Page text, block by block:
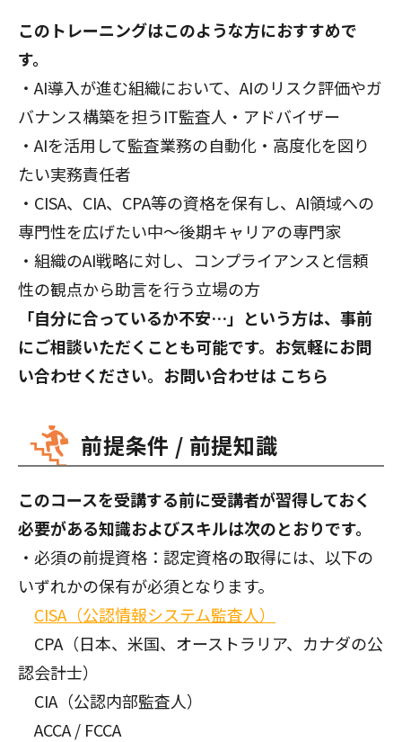
このトレーニングはこのような方におすすめで
す。
・AI導入が進む組織において、AIのリスク評価やガ
バナンス構築を担うIT監査人・アドバイザー
・AIを活用して監査業務の自動化・高度化を図り
たい実務責任者
・CISA、CIA、CPA等の資格を保有し、AI領域への
専門性を広げたい中〜後期キャリアの専門家
・組織のAI戦略に対し、コンプライアンスと信頼
性の観点から助言を行う立場の方
「自分に合っているか不安…」という方は、事前
にご相談いただくことも可能です。お気軽にお問
い合わせください。お問い合わせは こちら
前提条件 / 前提知識
このコースを受講する前に受講者が習得しておく
必要がある知識およびスキルは次のとおりです。
・必須の前提資格：認定資格の取得には、以下の
いずれかの保有が必須となります。
CISA（公認情報システム監査人）
CPA（日本、米国、オーストラリア、カナダの公
認会計士）
CIA（公認内部監査人）
ACCA / FCCA